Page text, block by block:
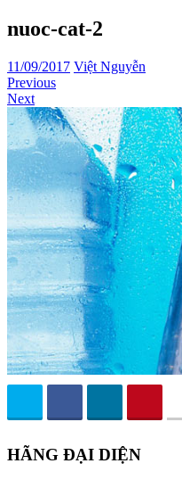
nuoc-cat-2
11/09/2017 Việt Nguyễn
Previous
Next
HÃNG ĐẠI DIỆN